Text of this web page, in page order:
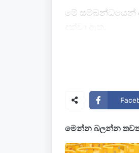
මේ සම්බන්ධයෙන්
එබැවින් මෙරට
එහෙත් විවෘත
ලේකම්වරයා
මෙන්න බලන්න